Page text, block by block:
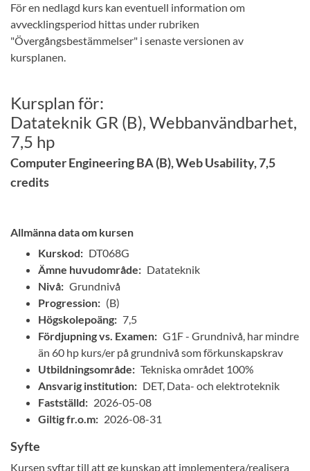
För en nedlagd kurs kan eventuell information om
avvecklingsperiod hittas under rubriken
"Övergångsbestämmelser" i senaste versionen av
kursplanen.
Kursplan för:
Datateknik GR (B), Webbanvändbarhet,
7,5 hp
Computer Engineering BA (B), Web Usability, 7,5
credits
Allmänna data om kursen
Kurskod: DT068G
Ämne huvudområde: Datateknik
Nivå: Grundnivå
Progression: (B)
Högskolepoäng: 7,5
Fördjupning vs. Examen: G1F - Grundnivå, har mindre
än 60 hp kurs/er på grundnivå som förkunskapskrav
Utbildningsområde: Tekniska området 100%
Ansvarig institution: DET, Data- och elektroteknik
Fastställd: 2026-05-08
Giltig fr.o.m: 2026-08-31
Syfte
Kursen syftar till att ge kunskap att implementera/realisera